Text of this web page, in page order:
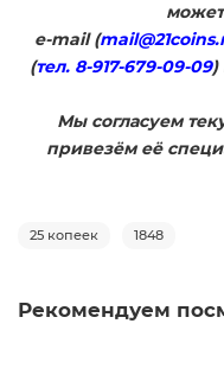
e-mail (
(тел. 8-917-679-09-09)
​Мы согласуем
привезём её
25 копеек 1848
Рекомендуем